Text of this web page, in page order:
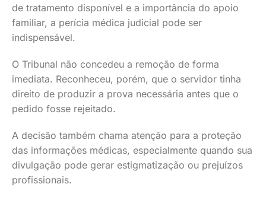
de tratamento disponível e a importância do apoio
familiar, a perícia médica judicial pode ser
indispensável.
O Tribunal não concedeu a remoção de forma
imediata. Reconheceu, porém, que o servidor tinha
direito de produzir a prova necessária antes que o
pedido fosse rejeitado.
A decisão também chama atenção para a proteção
das informações médicas, especialmente quando sua
divulgação pode gerar estigmatização ou prejuízos
profissionais.